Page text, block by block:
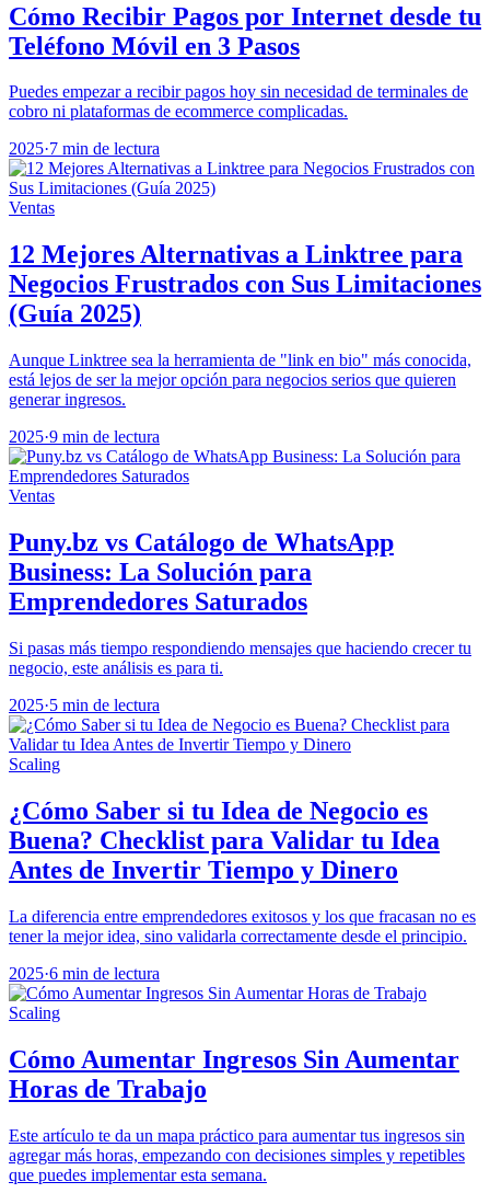
Cómo Recibir Pagos por Internet desde tu
Teléfono Móvil en 3 Pasos
Puedes empezar a recibir pagos hoy sin necesidad de terminales de
cobro ni plataformas de ecommerce complicadas.
2025·7 min de lectura
Ventas
12 Mejores Alternativas a Linktree para
Negocios Frustrados con Sus Limitaciones
(Guía 2025)
Aunque Linktree sea la herramienta de "link en bio" más conocida,
está lejos de ser la mejor opción para negocios serios que quieren
generar ingresos.
2025·9 min de lectura
Ventas
Puny.bz vs Catálogo de WhatsApp
Business: La Solución para
Emprendedores Saturados
Si pasas más tiempo respondiendo mensajes que haciendo crecer tu
negocio, este análisis es para ti.
2025·5 min de lectura
Scaling
¿Cómo Saber si tu Idea de Negocio es
Buena? Checklist para Validar tu Idea
Antes de Invertir Tiempo y Dinero
La diferencia entre emprendedores exitosos y los que fracasan no es
tener la mejor idea, sino validarla correctamente desde el principio.
2025·6 min de lectura
Scaling
Cómo Aumentar Ingresos Sin Aumentar
Horas de Trabajo
Este artículo te da un mapa práctico para aumentar tus ingresos sin
agregar más horas, empezando con decisiones simples y repetibles
que puedes implementar esta semana.